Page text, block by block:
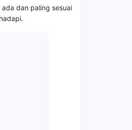
dan paling sesuai